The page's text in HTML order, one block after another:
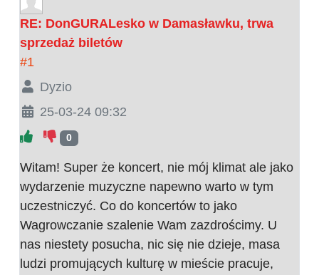
RE: DonGURALesko w Damasławku, trwa
sprzedaż biletów
#1
Dyzio
25-03-24 09:32
0
Witam! Super że koncert, nie mój klimat ale jako
wydarzenie muzyczne napewno warto w tym
uczestniczyć. Co do koncertów to jako
Wagrowczanie szalenie Wam zazdrościmy. U
nas niestety posucha, nic się nie dzieje, masa
ludzi promujących kulturę w mieście pracuje,